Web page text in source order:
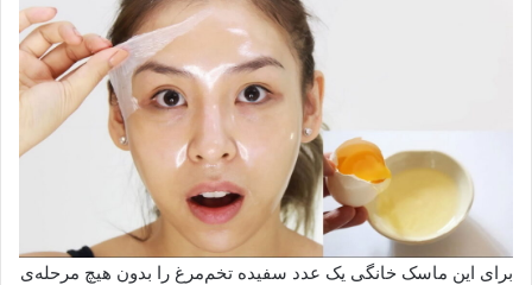
برای این ماسک خانگی یک عدد سفیده تخم‌مرغ را بدون هیچ مرحله‌ی